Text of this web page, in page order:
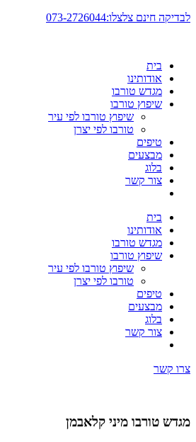
דלג
לבדיקה חינם צלצלו:073-2726044
בית
אודותינו
מגדש טורבו
שיפוץ טורבו
שיפוץ טורבו לפי עיר
טורבו לפי יצרן
טיפים
מבצעים
בלוג
צור קשר
בית
אודותינו
מגדש טורבו
שיפוץ טורבו
שיפוץ טורבו לפי עיר
טורבו לפי יצרן
טיפים
מבצעים
בלוג
צור קשר
צרו קשר
מגדש טורבו מיני קלאבמן